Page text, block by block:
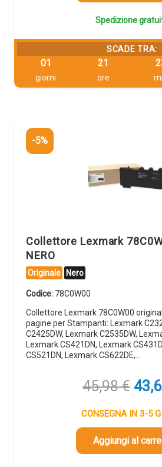
Spedizione
SCADE TRA:
01
giorni
21
ore
-5%
Collettore Lexmark
NERO
Originale Nero
Codice: 78C0W00
Collettore Lexmark 78C0W00
pagine per Stampanti: Lexmark
C2425DW, Lexmark C2535DW,
Lexmark CS421DN, Lexmark
CS521DN, Lexmark CS622DE,…
45,98€ Il
era:
CONSEGNA IN 3-5
Aggiungi al